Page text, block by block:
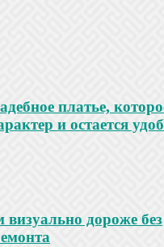
платье,
и остается
визуально дороже без